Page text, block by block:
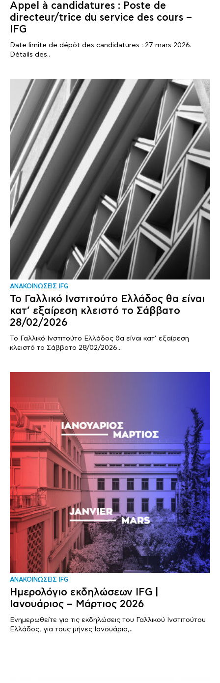
Appel à candidatures : Poste de
directeur/trice du service des cours –
IFG
Date limite de dépôt des candidatures : 27 mars 2026.
Détails des..
ΑΝΑΚΟΙΝΩΣΕΙΣ IFG
Το Γαλλικό Ινστιτούτο Ελλάδος θα είναι
κατ’ εξαίρεση κλειστό το Σάββατο
28/02/2026
Το Γαλλικό Ινστιτούτο Ελλάδος θα είναι κατ’ εξαίρεση
κλειστό το Σάββατο 28/02/2026...
ΑΝΑΚΟΙΝΩΣΕΙΣ IFG
Ημερολόγιο εκδηλώσεων IFG |
Ιανουάριος – Μάρτιος 2026
Ενημερωθείτε για τις εκδηλώσεις του Γαλλικού Ινστιτούτου
Ελλάδος, για τους μήνες Ιανουάριο,..